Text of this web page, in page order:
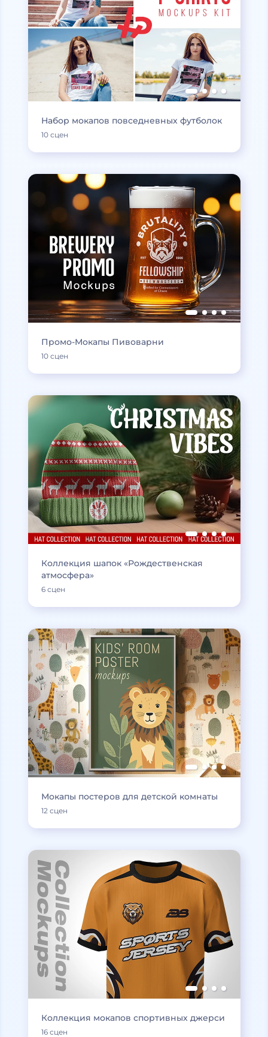
Набор мокапов повседневных футболок
10 сцен
Промо-Мокапы Пивоварни
10 сцен
Коллекция шапок «Рождественская
атмосфера»
6 сцен
Мокапы постеров для детской комнаты
12 сцен
Коллекция мокапов спортивных джерси
16 сцен